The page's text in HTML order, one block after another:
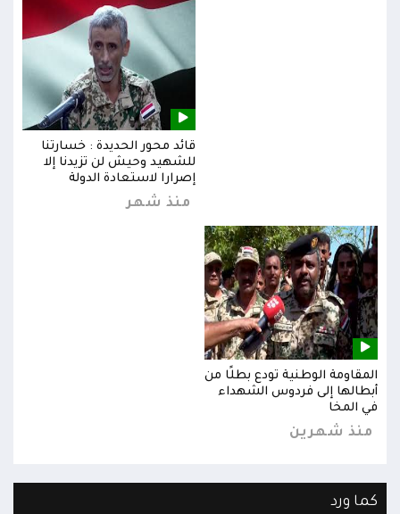
قائد محور الحديدة : خسارتنا
للشهيد وحيش لن تزيدنا إلا
إصرارا لاستعادة الدولة
منذ شهر
المقاومة الوطنية تودع بطلًا من
أبطالها إلى فردوس الشهداء
في المخا
منذ شهرين
كما ورد